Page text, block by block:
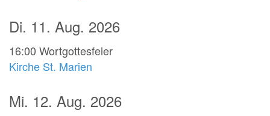
Di. 11. Aug. 2026
16:00 Wortgottesfeier
Kirche St. Marien
Mi. 12. Aug. 2026